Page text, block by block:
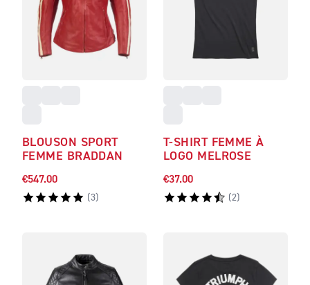
BLOUSON SPORT
FEMME BRADDAN
€547.00
(3)
T-SHIRT FEMME À
LOGO MELROSE
€37.00
(2)